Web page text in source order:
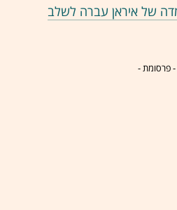
של איראן עברה לשלב
- פרסומת -